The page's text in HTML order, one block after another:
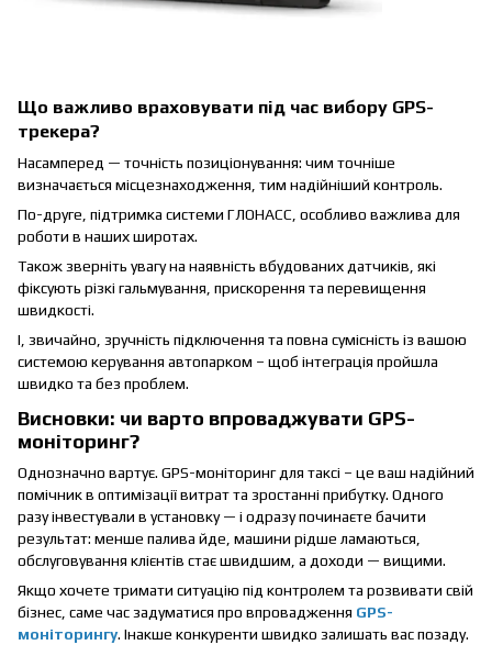
Що важливо враховувати під час вибору GPS-
трекера?
Насамперед — точність позиціонування: чим точніше
визначається місцезнаходження, тим надійніший контроль.
По-друге, підтримка системи ГЛОНАСС, особливо важлива для
роботи в наших широтах.
Також зверніть увагу на наявність вбудованих датчиків, які
фіксують різкі гальмування, прискорення та перевищення
швидкості.
І, звичайно, зручність підключення та повна сумісність із вашою
системою керування автопарком – щоб інтеграція пройшла
швидко та без проблем.
Висновки: чи варто впроваджувати GPS-
моніторинг?
Однозначно вартує. GPS-моніторинг для таксі – це ваш надійний
помічник в оптимізації витрат та зростанні прибутку. Одного
разу інвестували в установку — і одразу починаєте бачити
результат: менше палива йде, машини рідше ламаються,
обслуговування клієнтів стає швидшим, а доходи — вищими.
Якщо хочете тримати ситуацію під контролем та розвивати свій
бізнес, саме час задуматися про впровадження GPS-
моніторингу. Інакше конкуренти швидко залишать вас позаду.